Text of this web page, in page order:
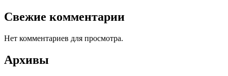
Свежие комментарии
Нет комментариев для просмотра.
Архивы